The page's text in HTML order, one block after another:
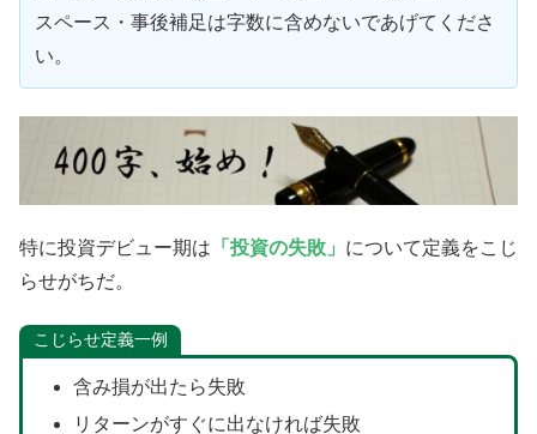
スペース・事後補足は字数に含めないであげてくださ
い。
特に投資デビュー期は 「投資の失敗」 について定義をこじ
らせがちだ。
こじらせ定義一例
含み損が出たら失敗
リターンがすぐに出なければ失敗